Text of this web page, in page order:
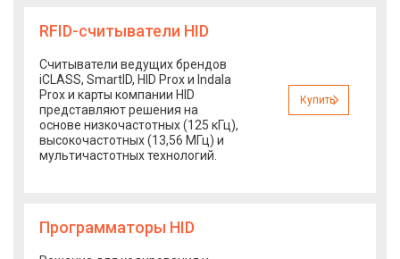
RFID-cчитыватели HID
Считыватели ведущих брендов
iCLASS, SmartID, HID Prox и Indala
Prox и карты компании HID
представляют решения на
основе низкочастотных (125 кГц),
высокочастотных (13,56 МГц) и
мультичастотных технологий.
Купить
Программаторы HID